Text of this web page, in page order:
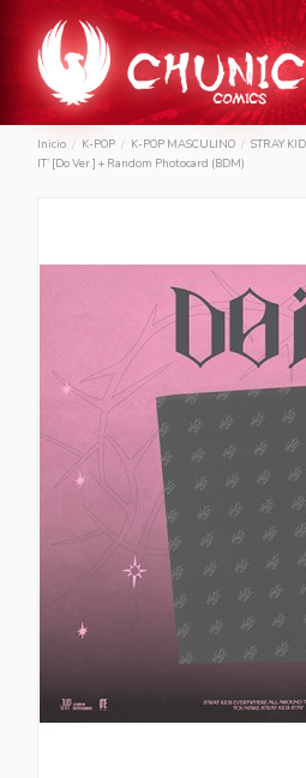
Inicio K-POP K-POP MASCULINO STRAY
IT’ [Do Ver.] + Random Photocard (BDM)